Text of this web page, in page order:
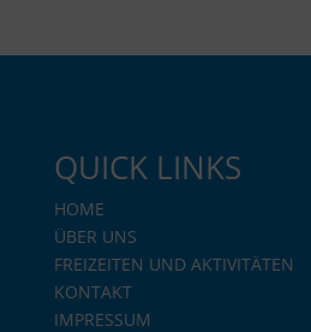
QUICK LINKS
HOME
ÜBER UNS
FREIZEITEN UND AKTIVITÄTEN
KONTAKT
IMPRESSUM